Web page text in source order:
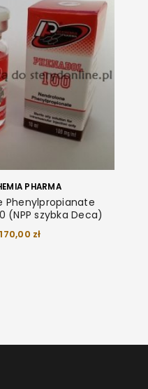
użytkownika lub adres e-mail
PHARMA
Phenylpropianate
(NPP szybka Deca)
170,00 zł